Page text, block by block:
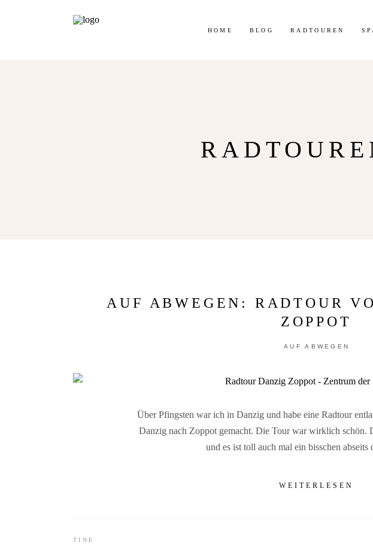
HOME BLOG RADTOUREN
AUF ABWEGEN: RADTOUR
ZOPPOT
AUF ABWEGEN
Über Pfingsten war ich in Danzig und habe eine Radtour
Danzig nach Zoppot gemacht. Die Tour war wirklich schön.
und es ist toll auch mal ein bisschen abseits
WEITERLESEN
TINE